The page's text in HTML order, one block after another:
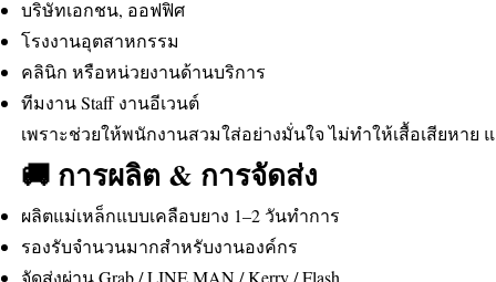
บริษัทเอกชน, ออฟฟิศ
โรงงานอุตสาหกรรม
คลินิก หรือหน่วยงานด้านบริการ
ทีมงาน Staff งานอีเวนต์
เพราะช่วยให้พนักงานสวมใส่อย่างมั่นใจ ไม่ทำให้เสื้อเสียหาย
🚚 การผลิต & การจัดส่ง
ผลิตแม่เหล็กแบบเคลือบยาง 1–2 วันทำการ
รองรับจำนวนมากสำหรับงานองค์กร
จัดส่งผ่าน Grab / LINE MAN / Kerry / Flash